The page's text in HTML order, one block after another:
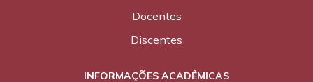
Docentes
Discentes
INFORMAÇÕES ACADÊMICAS